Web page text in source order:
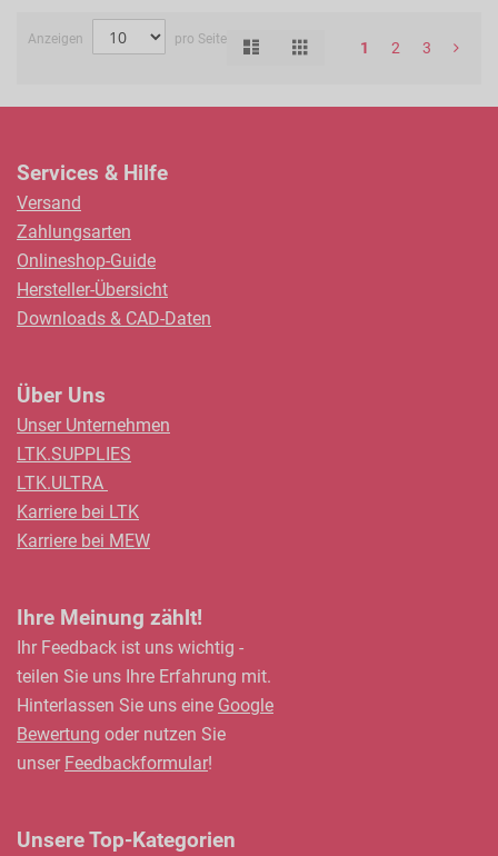
Anzeigen pro Seite 1 2 3
Ansicht
Services & Hilfe
Versand
Zahlungsarten
Onlineshop-Guide
Hersteller-Übersicht
Downloads & CAD-Daten
Über Uns
Unser Unternehmen
LTK.SUPPLIES
LTK.ULTRA
Karriere bei LTK
Karriere bei MEW
Ihre Meinung zählt!
Ihr Feedback ist uns wichtig -
teilen Sie uns Ihre Erfahrung mit.
Hinterlassen Sie uns eine Google
Bewertung oder nutzen Sie
unser Feedbackformular!
Unsere Top-Kategorien